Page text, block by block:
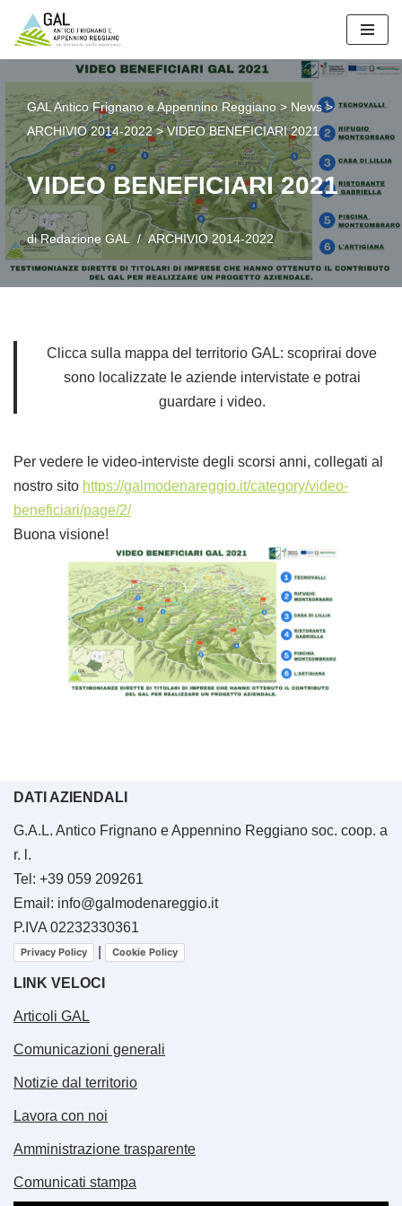
Vai
contenuto
GAL Antico Frignano e Appennino Reggiano > News>
ARCHIVIO 2014-2022>VIDEO BENEFICIARI 2021
VIDEO BENEFICIARI 2021
diRedazione GAL ARCHIVIO 2014-2022
Clicca sulla mappa del territorio GAL: scoprirai dove
sono localizzate le aziende intervistate e potrai
guardare i video.
Per vedere le video-interviste degli scorsi anni, collegati al
nostro sito https://galmodenareggio.it/category/video-
beneficiari/page/2/
Buona visione!
DATI AZIENDALI
G.A.L. Antico Frignano e Appennino Reggiano soc. coop. a
r. l.
Tel: +39 059 209261
Email: info@galmodenareggio.it
P.IVA 02232330361
Privacy Policy Cookie Policy
LINK VELOCI
Articoli GAL
Comunicazioni generali
Notizie dal territorio
Lavora con noi
Amministrazione trasparente
Comunicati stampa